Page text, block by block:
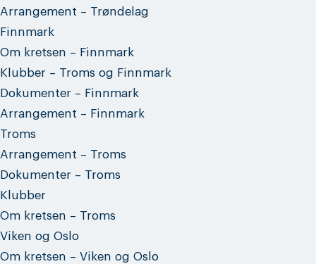
Arrangement – Trøndelag
Finnmark
Om kretsen – Finnmark
Klubber – Troms og Finnmark
Dokumenter – Finnmark
Arrangement – Finnmark
Troms
Arrangement – Troms
Dokumenter – Troms
Klubber
Om kretsen – Troms
Viken og Oslo
Om kretsen – Viken og Oslo